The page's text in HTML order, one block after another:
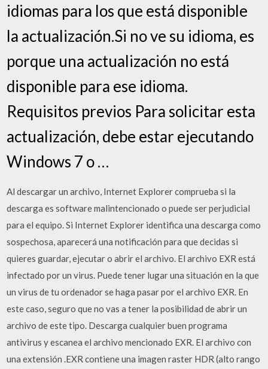
idiomas para los que está disponible
la actualización.Si no ve su idioma, es
porque una actualización no está
disponible para ese idioma.
Requisitos previos Para solicitar esta
actualización, debe estar ejecutando
Windows 7 o …
Al descargar un archivo, Internet Explorer comprueba si la
descarga es software malintencionado o puede ser perjudicial
para el equipo. Si Internet Explorer identifica una descarga como
sospechosa, aparecerá una notificación para que decidas si
quieres guardar, ejecutar o abrir el archivo. El archivo EXR está
infectado por un virus. Puede tener lugar una situación en la que
un virus de tu ordenador se haga pasar por el archivo EXR. En
este caso, seguro que no vas a tener la posibilidad de abrir un
archivo de este tipo. Descarga cualquier buen programa
antivirus y escanea el archivo mencionado EXR. El archivo con
una extensión .EXR contiene una imagen raster HDR (alto rango